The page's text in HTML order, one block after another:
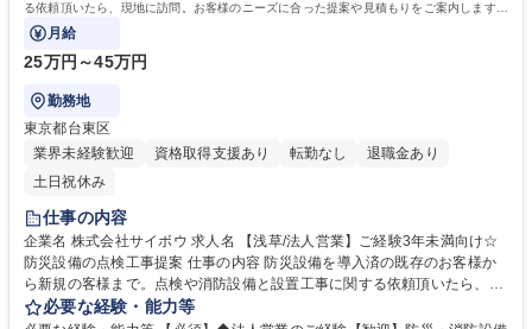
る依頼頂いたら、現地に訪問。お客様のニーズに合った提案や見積もりをご案内します。
またお客様をご紹介頂いたりもしますので
月給
25万円～45万円
勤務地
東京都台東区
業界未経験歓迎
資格取得支援あり 転勤なし
退職金あり
土日祝休み
仕事の内容
企業名 株式会社サイボウ 求人名 【浅草/法人営業】ご経験3年未満向け☆
防災設備の点検工事提案 仕事の内容 防災設備を導入済の既存のお客様か
ら新規の客様まで。点検や消防設備と設置工事に関する依頼頂いたら、現
地に訪問。お客様のニーズに合った提案や見積もりをご案内します。また
必要な経験・能力等